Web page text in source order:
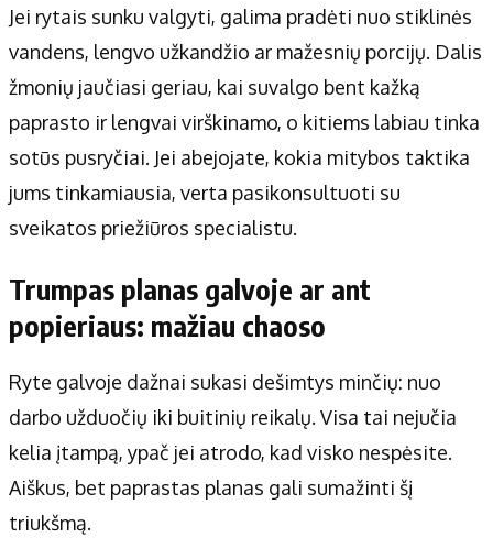
Jei rytais sunku valgyti, galima pradėti nuo stiklinės
vandens, lengvo užkandžio ar mažesnių porcijų. Dalis
žmonių jaučiasi geriau, kai suvalgo bent kažką
paprasto ir lengvai virškinamo, o kitiems labiau tinka
sotūs pusryčiai. Jei abejojate, kokia mitybos taktika
jums tinkamiausia, verta pasikonsultuoti su
sveikatos priežiūros specialistu.
Trumpas planas galvoje ar ant
popieriaus: mažiau chaoso
Ryte galvoje dažnai sukasi dešimtys minčių: nuo
darbo užduočių iki buitinių reikalų. Visa tai nejučia
kelia įtampą, ypač jei atrodo, kad visko nespėsite.
Aiškus, bet paprastas planas gali sumažinti šį
triukšmą.